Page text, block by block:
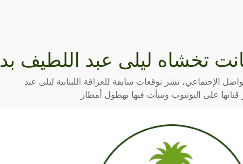
تخشاه ليلى عبد اللطيف بدا
الإجتماعي، نشر توقعات سابقة للعرافة اللبنانية ليلى عبد
على اليوتيوب وتنبأت فيها بهطول أمطار